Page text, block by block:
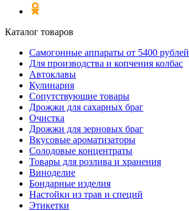
Каталог товаров
Самогонные аппараты от 5400 рублей
Для производства и копчения колбас
Автоклавы
Кулинария
Сопутствующие товары
Дрожжи для сахарных браг
Очистка
Дрожжи для зерновых браг
Вкусовые ароматизаторы
Солодовые концентраты
Товары для розлива и хранения
Виноделие
Бондарные изделия
Настойки из трав и специй
Этикетки